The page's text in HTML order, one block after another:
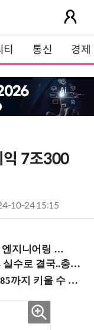
통신 경제
익 7조300
10-24 15:15
(8/20 신논현역)